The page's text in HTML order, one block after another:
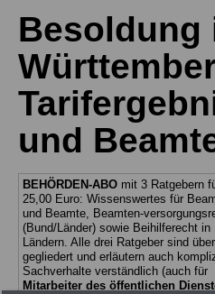
Besoldung
und
BEHÖRDEN-ABO mit 3 Ratgebern
25,00 Euro: Wissenswertes für
und Beamte, Beamten-
(Bund/Länder) sowie Beihilferecht in
Ländern. Alle drei Ratgeber sind
gegliedert und erläutern auch
Sachverhalte verständlich (auch für
Mitarbeiter des öffentlichen